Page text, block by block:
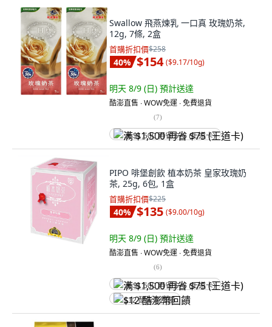
Swallow 飛燕煉乳 一口真 玫瑰奶茶,
12g, 7條, 2盒
首購折扣價$258
40% $154 ($9.17/10g)
明天 8/9 (日) 預計送達
酷澎直售 ∙ WOW免運 ∙ 免費退貨
(7)
满 $1,500 再省 $75 (王道卡)
PIPO 啡堡創飲 植本奶茶 皇家玫瑰奶
茶, 25g, 6包, 1盒
首購折扣價$225
40% $135 ($9.00/10g)
明天 8/9 (日) 預計送達
酷澎直售 ∙ WOW免運 ∙ 免費退貨
(6)
满 $1,500 再省 $75 (王道卡)
$12 酷澎幣回饋